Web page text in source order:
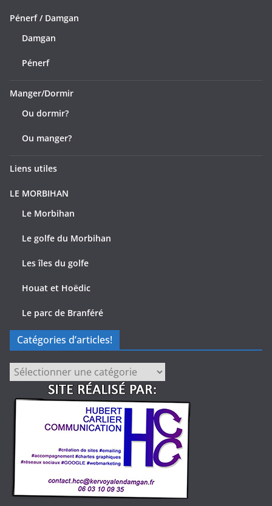
Pénerf / Damgan
Damgan
Pénerf
Manger/Dormir
Ou dormir?
Ou manger?
Liens utiles
LE MORBIHAN
Le Morbihan
Le golfe du Morbihan
Les îles du golfe
Houat et Hoëdic
Le parc de Branféré
Catégories d’articles!
Catégories